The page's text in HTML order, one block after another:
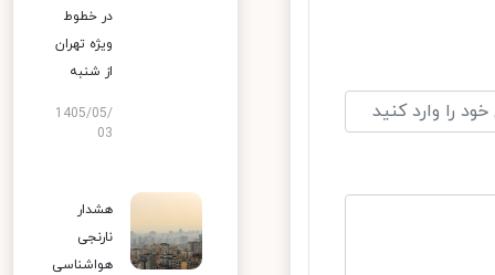
در خطوط
ویژه تهران
از شنبه
1405/05/
03
هشدار
نارنجی
هواشناسی